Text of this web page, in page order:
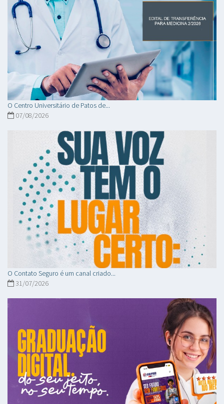
O Centro Universitário de Patos de...
07/08/2026
O Contato Seguro é um canal criado...
31/07/2026